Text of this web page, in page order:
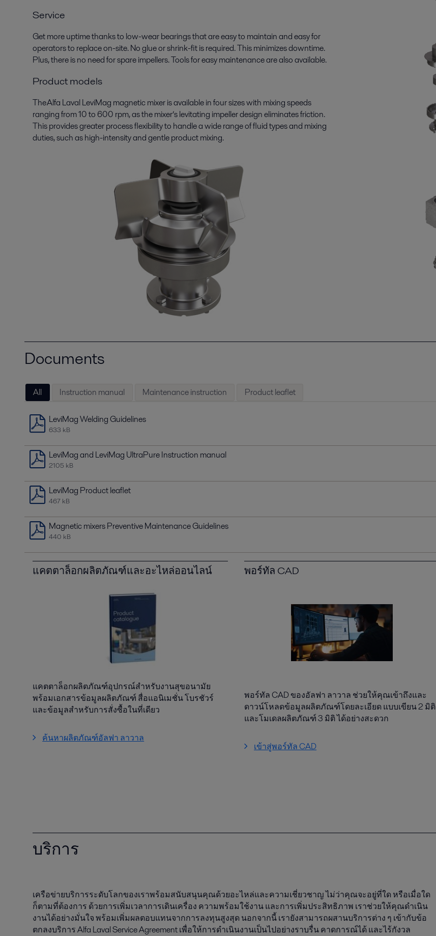
Service
Get more uptime thanks to low-wear bearings that are easy to maintain and easy for
operators to replace on-site. No glue or shrink-fit is required. This minimizes downtime.
Plus, there is no need for spare impellers. Tools for easy maintenance are also available.
Product models
The Alfa LavalLeviMag magnetic mixer is available in four sizes with mixing speeds
ranging from 10 to 600 rpm,as the mixer’s levitating impeller design eliminates friction.
This provides greater process flexibility to handle a wide range of fluid types and mixing
duties, such ashigh-intensityand gentle product mixing.
Documents
All Instruction manual Maintenance instruction Product leaflet
LeviMag Welding Guidelines
633 kB
LeviMag and LeviMag UltraPure Instruction manual
2105 kB
LeviMag Product leaflet
467 kB
Magnetic mixers Preventive Maintenance Guidelines
440 kB
แคตตาล็อกผลิตภัณฑ์และอะไหล่ออนไลน์
แคตตาล็อกผลิตภัณฑ์อุปกรณ์สำหรับงานสุขอนามัย
พร้อมเอกสารข้อมูลผลิตภัณฑ์ สื่อแอนิเมชั่น โบรชัวร์
และข้อมูลสำหรับการสั่งซื้อในที่เดียว
ค้นหาผลิตภัณฑ์อัลฟา ลาวาล
พอร์ทัล CAD
พอร์ทัล CAD ของอัลฟา ลาวาล ช่วยให้คุณเข้าถึงและ
ดาวน์โหลดข้อมูลผลิตภัณฑ์โดยละเอียด แบบเขียน 2 มิติ
และโมเดลผลิตภัณฑ์ 3 มิติ ได้อย่างสะดวก
เข้าสู่พอร์ทัล CAD
บริการ
เครือข่ายบริการระดับโลกของเราพร้อมสนับสนุนคุณด้วยอะไหล่และความเชี่ยวชาญ ไม่ว่าคุณจะอยู่ที่ใด หรือเมื่อใด
ก็ตามที่ต้องการ ด้วยการเพิ่มเวลาการเดินเครื่อง ความพร้อมใช้งาน และการเพิ่มประสิทธิภาพ เราช่วยให้คุณดำเนิน
งานได้อย่างมั่นใจ พร้อมเพิ่มผลตอบแทนจากการลงทุนสูงสุด นอกจากนี้ เรายังสามารถผสานบริการต่าง ๆ เข้ากับข้อ
ตกลงบริการ Alfa Laval Service Agreement เพื่อให้การดำเนินงานเป็นไปอย่างราบรื่น คาดการณ์ได้ และไร้กังวล